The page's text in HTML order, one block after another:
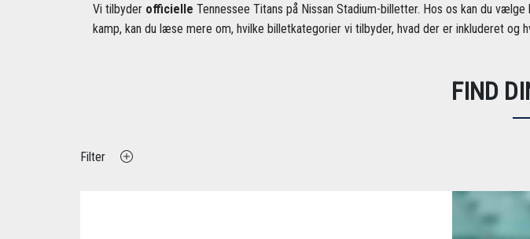
Vi tilbyder officielle Tennessee Titans på Nissan Stadium-billetter. Hos os kan du
kamp, ​​kan du læse mere om, hvilke billetkategorier vi tilbyder, hvad der er inkluderet og